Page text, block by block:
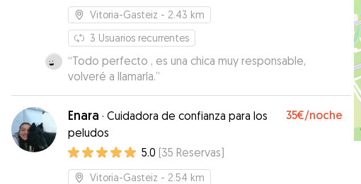
Vitoria-Gasteiz - 2.43 km
3 Usuarios recurrentes
“Todo perfecto , es una chica muy responsable,
volveré a llamarla.”
Enara · Cuidadora de confianza para los
peludos
35€/noche
5.0 (35 Reservas)
Vitoria-Gasteiz - 2.54 km